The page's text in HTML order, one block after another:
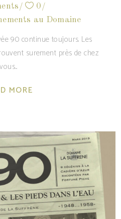
0
au Domaine
90 continue toujours. Les
surement près de chez
vous
MORE